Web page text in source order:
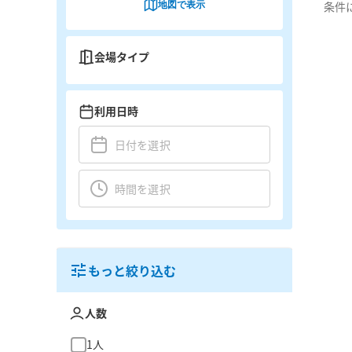
条件
地図で表示
会場タイプ
利用日時
もっと絞り込む
人数
1人